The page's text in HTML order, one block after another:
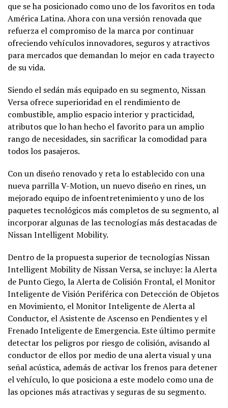
que se ha posicionado como uno de los favoritos en toda
América Latina. Ahora con una versión renovada que
refuerza el compromiso de la marca por continuar
ofreciendo vehículos innovadores, seguros y atractivos
para mercados que demandan lo mejor en cada trayecto
de su vida.
Siendo el sedán más equipado en su segmento, Nissan
Versa ofrece superioridad en el rendimiento de
combustible, amplio espacio interior y practicidad,
atributos que lo han hecho el favorito para un amplio
rango de necesidades, sin sacrificar la comodidad para
todos los pasajeros.
Con un diseño renovado y reta lo establecido con una
nueva parrilla V-Motion, un nuevo diseño en rines, un
mejorado equipo de infoentretenimiento y uno de los
paquetes tecnológicos más completos de su segmento, al
incorporar algunas de las tecnologías más destacadas de
Nissan Intelligent Mobility.
Dentro de la propuesta superior de tecnologías Nissan
Intelligent Mobility de Nissan Versa, se incluye: la Alerta
de Punto Ciego, la Alerta de Colisión Frontal, el Monitor
Inteligente de Visión Periférica con Detección de Objetos
en Movimiento, el Monitor Inteligente de Alerta al
Conductor, el Asistente de Ascenso en Pendientes y el
Frenado Inteligente de Emergencia. Este último permite
detectar los peligros por riesgo de colisión, avisando al
conductor de ellos por medio de una alerta visual y una
señal acústica, además de activar los frenos para detener
el vehículo, lo que posiciona a este modelo como una de
las opciones más atractivas y seguras de su segmento.